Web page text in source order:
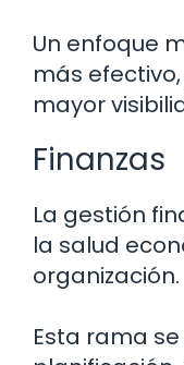
Un enfoque
más
mayor
Finanzas
La gestión
la salud
organización.
Esta rama